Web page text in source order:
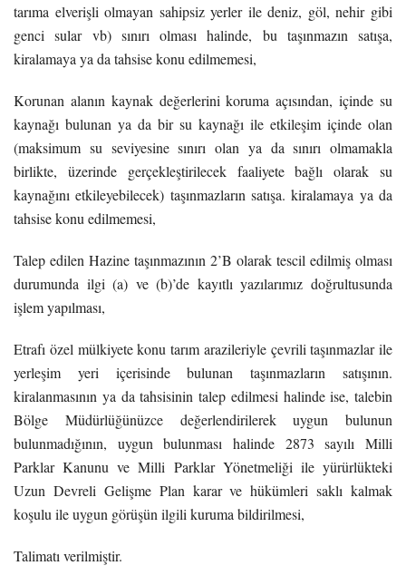
tarıma elverişli olmayan sahipsiz yerler ile deniz, göl, nehir gibi
genci sular vb) sınırı olması halinde, bu taşınmazın satışa,
kiralamaya ya da tahsise konu edilmemesi,
Korunan alanın kaynak değerlerini koruma açısından, içinde su
kaynağı bulunan ya da bir su kaynağı ile etkileşim içinde olan
(maksimum su seviyesine sınırı olan ya da sınırı olmamakla
birlikte, üzerinde gerçekleştirilecek faaliyete bağlı olarak su
kaynağını etkileyebilecek) taşınmazların satışa. kiralamaya ya da
tahsise konu edilmemesi,
Talep edilen Hazine taşınmazının 2’B olarak tescil edilmiş olması
durumunda ilgi (a) ve (b)’de kayıtlı yazılarımız doğrultusunda
işlem yapılması,
Etrafı özel mülkiyete konu tarım arazileriyle çevrili taşınmazlar ile
yerleşim yeri içerisinde bulunan taşınmazların satışının.
kiralanmasının ya da tahsisinin talep edilmesi halinde ise, talebin
Bölge Müdürlüğünüzce değerlendirilerek uygun bulunun
bulunmadığının, uygun bulunması halinde 2873 sayılı Milli
Parklar Kanunu ve Milli Parklar Yönetmeliği ile yürürlükteki
Uzun Devreli Gelişme Plan karar ve hükümleri saklı kalmak
koşulu ile uygun görüşün ilgili kuruma bildirilmesi,
Talimatı verilmiştir.